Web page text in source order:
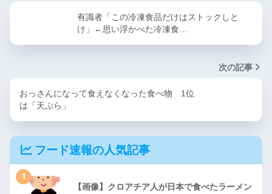
有識者「この冷凍食品だけはストックしと
け」←思い浮かべた冷凍食…
次の記事
おっさんになって食えなくなった食べ物 1位
は「天ぷら」
フード速報の人気記事
1
【画像】クロアチア人が日本で食べたラーメン